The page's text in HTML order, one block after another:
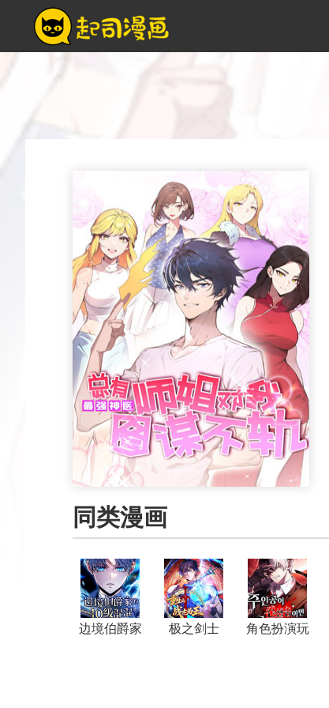
同类漫画
边境伯爵家
极之剑士
角色扮演玩